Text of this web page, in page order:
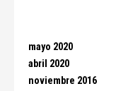
mayo 2020
abril 2020
noviembre 2016